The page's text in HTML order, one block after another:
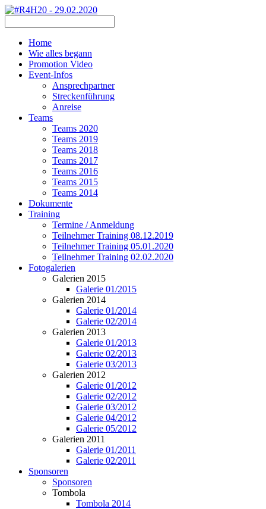
Home
Wie alles begann
Promotion Video
Event-Infos
Ansprechpartner
Streckenführung
Anreise
Teams
Teams 2020
Teams 2019
Teams 2018
Teams 2017
Teams 2016
Teams 2015
Teams 2014
Dokumente
Training
Termine / Anmeldung
Teilnehmer Training 08.12.2019
Teilnehmer Training 05.01.2020
Teilnehmer Training 02.02.2020
Fotogalerien
Galerien 2015
Galerie 01/2015
Galerien 2014
Galerie 01/2014
Galerie 02/2014
Galerien 2013
Galerie 01/2013
Galerie 02/2013
Galerie 03/2013
Galerien 2012
Galerie 01/2012
Galerie 02/2012
Galerie 03/2012
Galerie 04/2012
Galerie 05/2012
Galerien 2011
Galerie 01/2011
Galerie 02/2011
Sponsoren
Sponsoren
Tombola
Tombola 2014